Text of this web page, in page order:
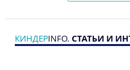
КИНДЕРINFO. СТАТЬИ И